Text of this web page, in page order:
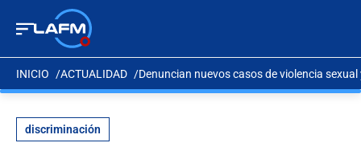
INICIO ACTUALIDAD Denuncian nuevos casos de violencia
discriminación